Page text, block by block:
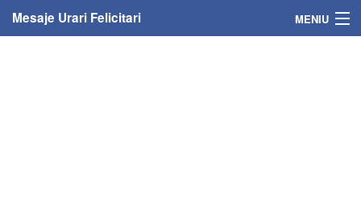
Mesaje Urari Felicitari MENIU